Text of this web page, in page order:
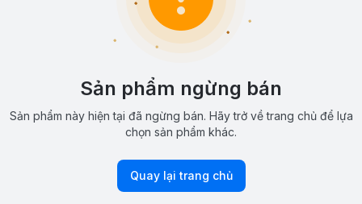
Sản phẩm ngừng bán
Sản phẩm này hiện tại đã ngừng bán. Hãy trở về trang chủ để lựa
chọn sản phẩm khác.
Quay lại trang chủ